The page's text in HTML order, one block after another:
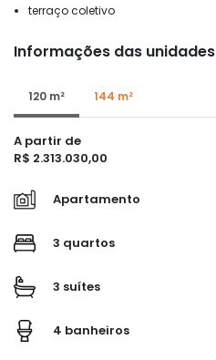
terraço coletivo
Informações das unidades
120 m² 144 m²
A partir de
R$ 2.313.030,00
Apartamento
3 quartos
3 suítes
4 banheiros